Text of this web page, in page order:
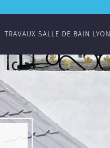
TRAVAUX SALLE DE BAIN LYON